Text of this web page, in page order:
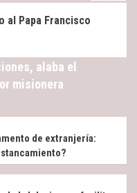
al Papa Francisco
alaba el
misionera
de extranjería: